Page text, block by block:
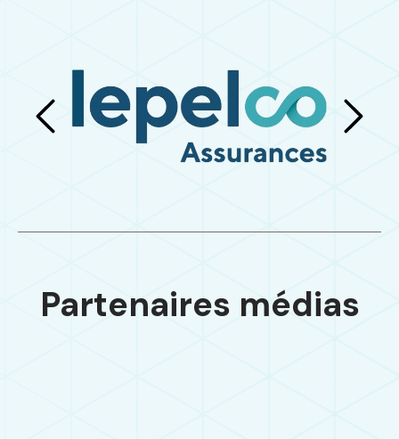
Partenaires médias